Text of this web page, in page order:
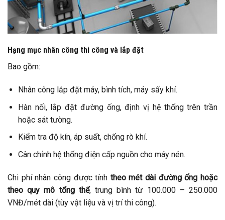
Hạng mục nhân công thi công và lắp đặt
Bao gồm:
Nhân công lắp đặt máy, bình tích, máy sấy khí.
Hàn nối, lắp đặt đường ống, định vị hệ thống trên trần
hoặc sát tường.
Kiểm tra độ kín, áp suất, chống rò khí.
Cân chỉnh hệ thống điện cấp nguồn cho máy nén.
Chi phí nhân công được tính theo mét dài đường ống hoặc
theo quy mô tổng thể, trung bình từ 100.000 – 250.000
VNĐ/mét dài (tùy vật liệu và vị trí thi công).